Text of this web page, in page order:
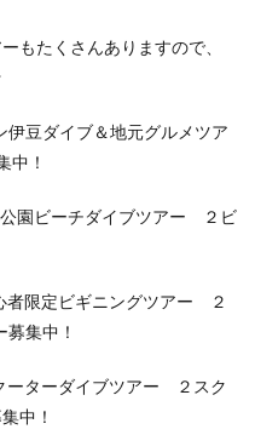
もたくさんありますので、
伊豆ダイブ＆地元グルメツア
！
公園ビーチダイブツアー ２ビ
者限定ビギニングツアー ２
集中！
ーターダイブツアー ２スク
中！